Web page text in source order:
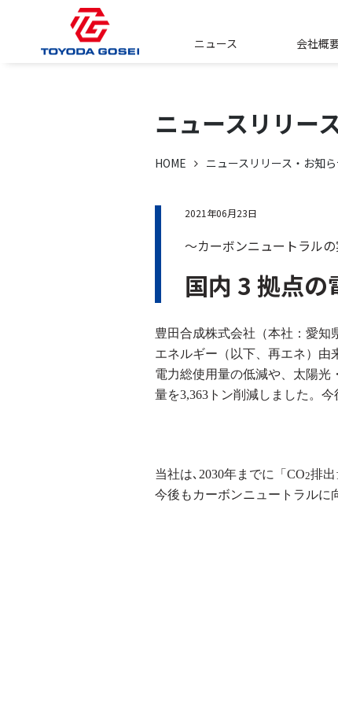
ニュース 会社概
ニュースリリー
HOME ニュースリリース・お知
2021年06月23日
～カーボンニュートラル
国内 3 拠点
豊田合成株式会社 （本社 ： 愛知
エネルギー （ 以下、再エネ） 由
電力総使用量の低減や、太陽光
量を3,363 トン削減しました。 今
当社は､ 2030年までに「CO2排
今後もカーボンニュートラルに